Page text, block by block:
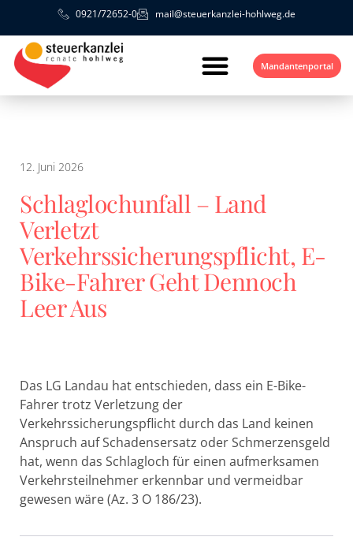
0921/72652-0 mail@steuerkanzlei-hohlweg.de
Mandantenportal
12. Juni 2026
Schlaglochunfall – Land
Verletzt
Verkehrssicherungspflicht, E-
Bike-Fahrer Geht Dennoch
Leer Aus
Das LG Landau hat entschieden, dass ein E-Bike-
Fahrer trotz Verletzung der
Verkehrssicherungspflicht durch das Land keinen
Anspruch auf Schadensersatz oder Schmerzensgeld
hat, wenn das Schlagloch für einen aufmerksamen
Verkehrsteilnehmer erkennbar und vermeidbar
gewesen wäre (Az. 3 O 186/23).